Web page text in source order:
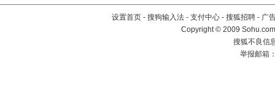
设置首页 - 搜狗输入法 - 支付中心 - 搜狐招聘 - 广
Copyright © 2009
搜狐不良信
举报邮箱